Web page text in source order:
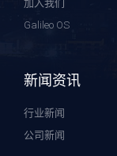
加入我们
Galileo OS
新闻资讯
行业新闻
公司新闻